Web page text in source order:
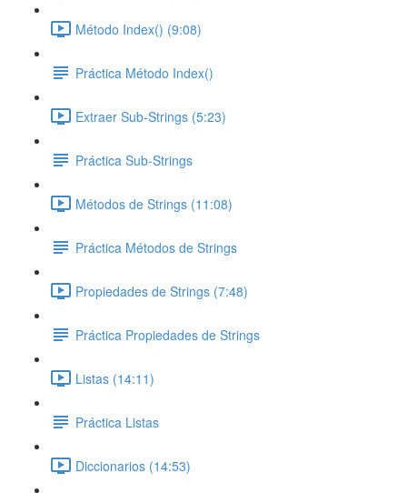
Método Index() (9:08)
Práctica Método Index()
Extraer Sub-Strings (5:23)
Práctica Sub-Strings
Métodos de Strings (11:08)
Práctica Métodos de Strings
Propiedades de Strings (7:48)
Práctica Propiedades de Strings
Listas (14:11)
Práctica Listas
Diccionarios (14:53)